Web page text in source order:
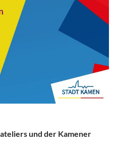
und der Kamener